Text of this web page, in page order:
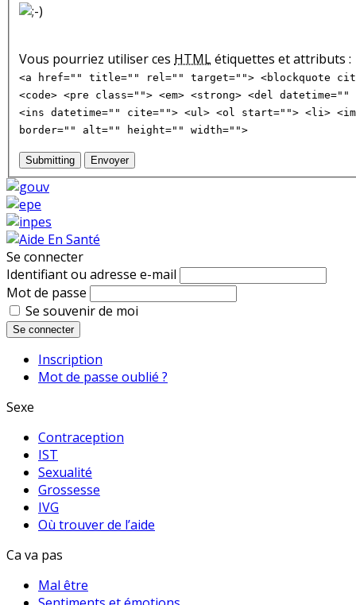
Vous pourriez utiliser ces HTMLétiquettes et attributs :
<a href="" title="" rel="" target=""> <blockquote
<code> <pre class=""> <em> <strong> <del
<ins datetime="" cite=""> <ul> <ol start=""> <li>
border="" alt="" height="" width="">
Submitting Envoyer
Se connecter
Identifiant ou adresse e-mail
Mot de passe
Se souvenir de moi
Se connecter
Inscription
Mot de passe oublié ?
Sexe
Contraception
IST
Sexualité
Grossesse
IVG
Où trouver de l’aide
Ca va pas
Mal être